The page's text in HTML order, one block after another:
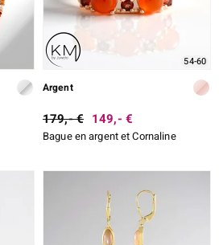
54-60
Argent
179,- € 149,- €
Bague en argent et Cornaline